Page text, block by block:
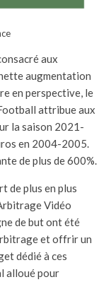
aux
augmentation
en perspective, le
attribue aux
la saison 2021-
en 2004-2005.
de plus de 600%.
de plus en plus
Vidéo
de but ont été
et offrir un
dédié à ces
alloué pour